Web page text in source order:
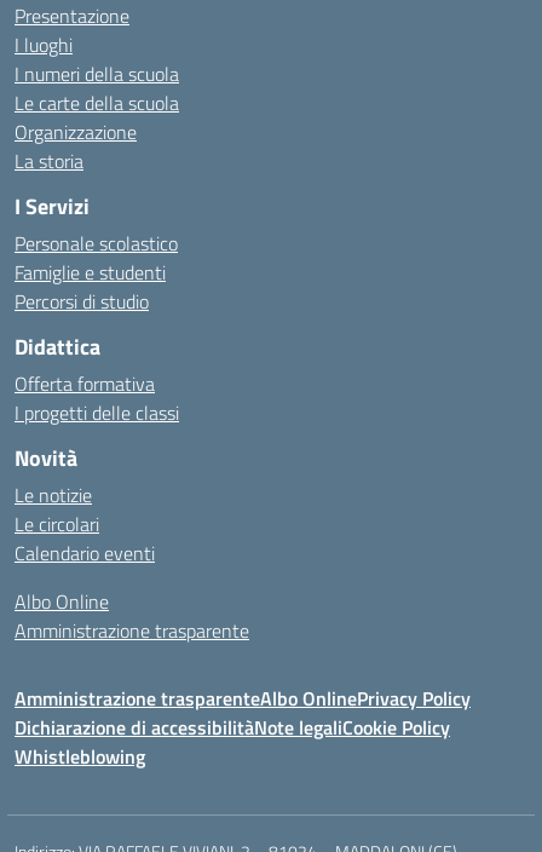
Presentazione
I luoghi
I numeri della scuola
Le carte della scuola
Organizzazione
La storia
I Servizi
Personale scolastico
Famiglie e studenti
Percorsi di studio
Didattica
Offerta formativa
I progetti delle classi
Novità
Le notizie
Le circolari
Calendario eventi
Albo Online
Amministrazione trasparente
Amministrazione trasparenteAlbo OnlinePrivacy Policy
Dichiarazione di accessibilitàNote legaliCookie Policy
Whistleblowing